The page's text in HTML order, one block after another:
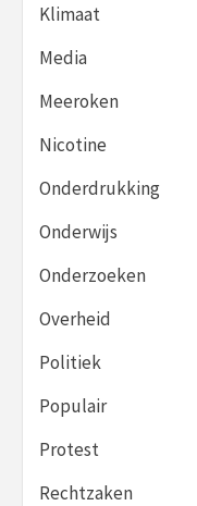
Klimaat
Media
Meeroken
Nicotine
Onderdrukking
Onderwijs
Onderzoeken
Overheid
Politiek
Populair
Protest
Rechtzaken